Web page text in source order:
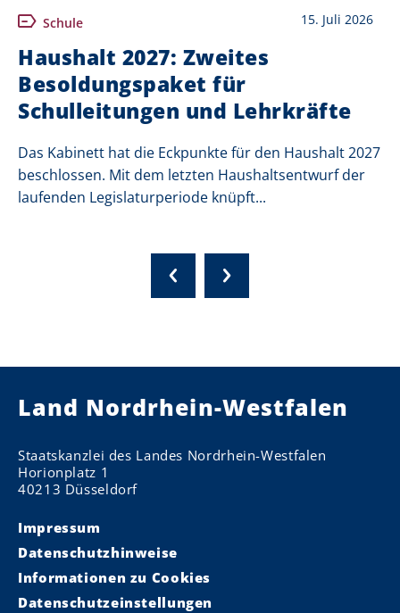
Schule 15. Juli 2026
Haushalt 2027: Zweites
Besoldungspaket für
Schulleitungen und Lehrkräfte
Das Kabinett hat die Eckpunkte für den Haushalt 2027
beschlossen. Mit dem letzten Haushaltsentwurf der
laufenden Legislaturperiode knüpft...
Land Nordrhein-Westfalen
Staatskanzlei des Landes Nordrhein-Westfalen
Horionplatz 1
40213 Düsseldorf
Impressum
Datenschutzhinweise
Informationen zu Cookies
Datenschutzeinstellungen